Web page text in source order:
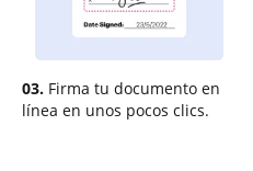
03. Firma tu documento en
línea en unos pocos clics.